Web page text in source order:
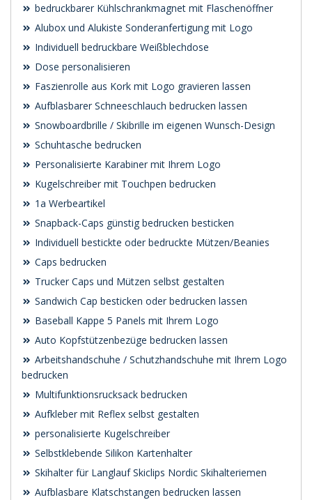
bedruckbarer Kühlschrankmagnet mit Flaschenöffner
Alubox und Alukiste Sonderanfertigung mit Logo
Individuell bedruckbare Weißblechdose
Dose personalisieren
Faszienrolle aus Kork mit Logo gravieren lassen
Aufblasbarer Schneeschlauch bedrucken lassen
Snowboardbrille / Skibrille im eigenen Wunsch-Design
Schuhtasche bedrucken
Personalisierte Karabiner mit Ihrem Logo
Kugelschreiber mit Touchpen bedrucken
1a Werbeartikel
Snapback-Caps günstig bedrucken besticken
Individuell bestickte oder bedruckte Mützen/Beanies
Caps bedrucken
Trucker Caps und Mützen selbst gestalten
Sandwich Cap besticken oder bedrucken lassen
Baseball Kappe 5 Panels mit Ihrem Logo
Auto Kopfstützenbezüge bedrucken lassen
Arbeitshandschuhe / Schutzhandschuhe mit Ihrem Logo
bedrucken
Multifunktionsrucksack bedrucken
Aufkleber mit Reflex selbst gestalten
personalisierte Kugelschreiber
Selbstklebende Silikon Kartenhalter
Skihalter für Langlauf Skiclips Nordic Skihalteriemen
Aufblasbare Klatschstangen bedrucken lassen